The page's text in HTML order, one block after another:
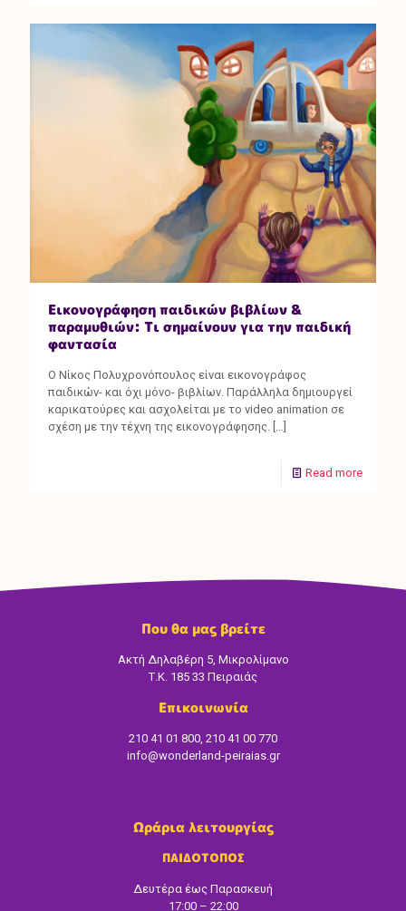
Εικονογράφηση παιδικών βιβλίων &
παραμυθιών: Τι σημαίνουν για την παιδική
φαντασία
Ο Νίκος Πολυχρονόπουλος είναι εικονογράφος
παιδικών- και όχι μόνο- βιβλίων. Παράλληλα δημιουργεί
καρικατούρες και ασχολείται με το video animation σε
σχέση με την τέχνη της εικονογράφησης. […]
Read more
Που θα μας βρείτε
Ακτή Δηλαβέρη 5, Μικρολίμανο
Τ.Κ. 185 33 Πειραιάς
Επικοινωνία
210 41 01 800, 210 41 00 770
info@wonderland-peiraias.gr
Ωράρια λειτουργίας
ΠΑΙΔΟΤΟΠΟΣ
Δευτέρα έως Παρασκευή
17:00 – 22:00